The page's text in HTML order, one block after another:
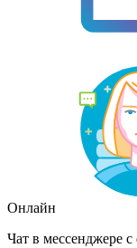
Онлайн
Чат в мессенджере